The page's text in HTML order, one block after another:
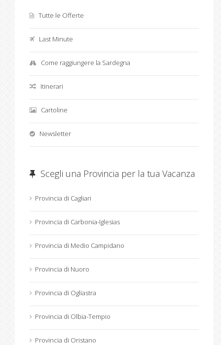
Tutte le Offerte
Last Minute
Come raggiungere la Sardegna
Itinerari
Cartoline
Newsletter
Scegli una Provincia per la tua Vacanza
Provincia di Cagliari
Provincia di Carbonia-Iglesias
Provincia di Medio Campidano
Provincia di Nuoro
Provincia di Ogliastra
Provincia di Olbia-Tempio
Provincia di Oristano